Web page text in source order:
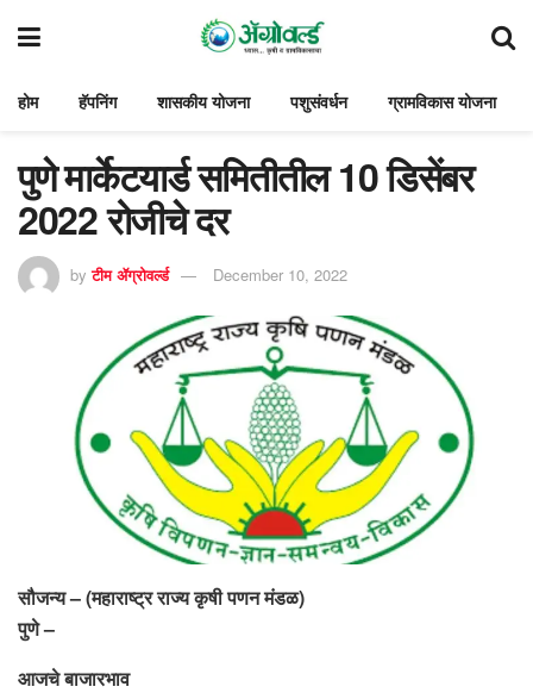
होम हॅपनिंग शासकीय योजना पशुसंवर्धन ग्रामविकास योजना
पुणे मार्केटयार्ड समितीतील 10 डिसेंबर
2022 रोजीचे दर
by टीम ॲग्रोवर्ल्ड December 10, 2022
सौजन्य – (महाराष्ट्र राज्य कृषी पणन मंडळ)
पुणे –
आजचे बाजारभाव